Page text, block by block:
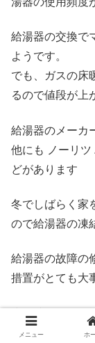
給湯器の交換で
ようです。
でも、ガスの床
るので値段が上
給湯器のメーカ
他にも ノーリツ
どがあります
冬でしばらく家
ので給湯器の凍
給湯器の故障の
措置がとても大
少し時間的に
で下調べするの
メニュー ホ